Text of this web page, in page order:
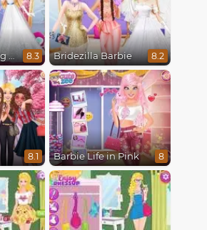
Barbie Wedding Fun 8.3 Bridezilla Barbie 8.2
8.1 Barbie Life in Pink 8